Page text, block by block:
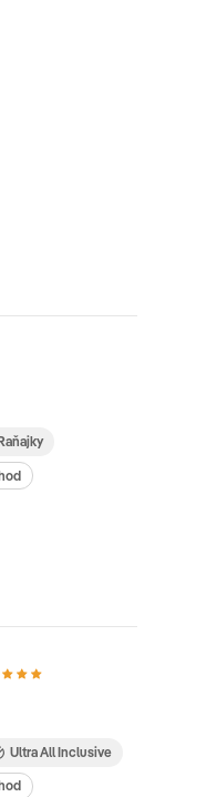
Ultra All Inclusive